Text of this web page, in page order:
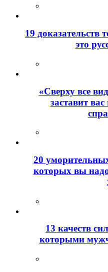
19 доказательств
это
«Сверху все
заставит
20
которых вы
13 качеств
которыми